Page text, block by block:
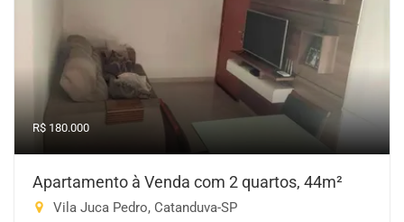
R$ 180.000
Apartamento à Venda com 2 quartos, 44m²
Vila Juca Pedro, Catanduva-SP